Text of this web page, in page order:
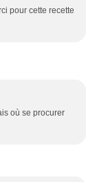
pour cette recette
où se procurer